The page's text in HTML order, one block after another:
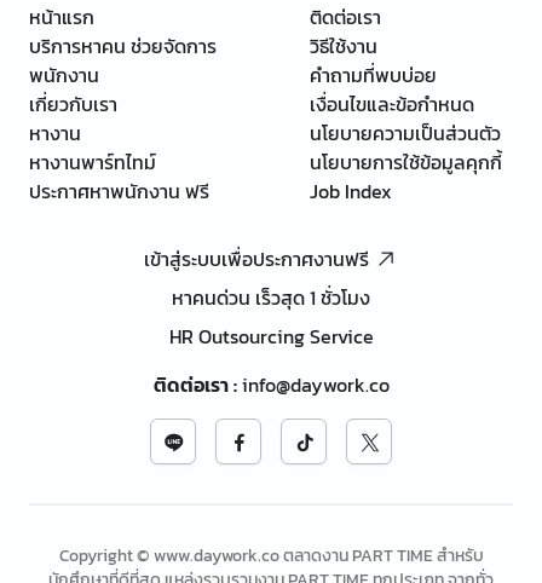
หน้าแรก
บริการหาคน ช่วยจัดการ
พนักงาน
เกี่ยวกับเรา
หางาน
หางานพาร์ทไทม์
ประกาศหาพนักงาน ฟรี
ติดต่อเรา
วิธีใช้งาน
คำถามที่พบบ่อย
เงื่อนไขและข้อกำหนด
นโยบายความเป็นส่วนตัว
นโยบายการใช้ข้อมูลคุกกี้
Job Index
เข้าสู่ระบบเพื่อประกาศงานฟรี
หาคนด่วน เร็วสุด 1 ชั่วโมง
HR Outsourcing Service
ติดต่อเรา:info@daywork.co
Copyright © www.daywork.co ตลาดงาน PART TIME สำหรับ